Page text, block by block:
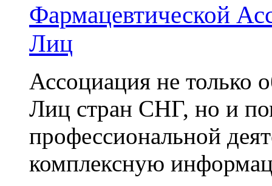
Фармацевтической
Лиц
Ассоциация не только
Лиц стран СНГ, но и
профессиональной
комплексную